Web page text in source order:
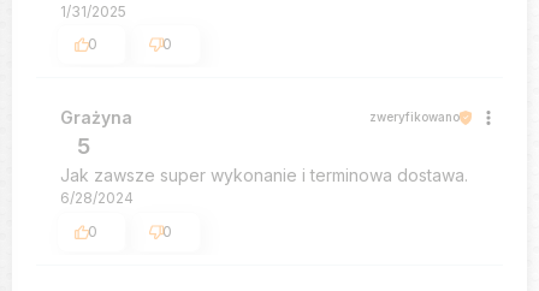
1/31/2025
0
0
Grażyna zweryfikowano
5
Jak zawsze super wykonanie i terminowa dostawa.
6/28/2024
0
0